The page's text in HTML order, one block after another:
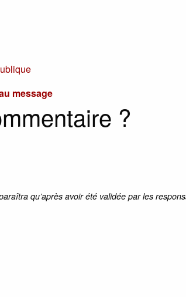
message
?
qu’après avoir été validée par les